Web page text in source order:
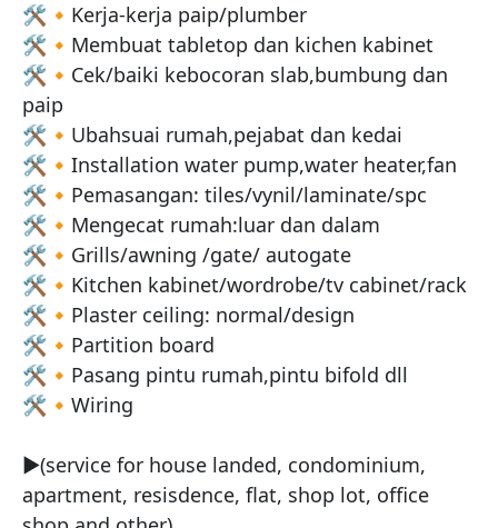
🛠🔸️Kerja-kerja paip/plumber
🛠🔸️Membuat tabletop dan kichen kabinet
🛠🔸️Cek/baiki kebocoran slab,bumbung dan
paip
🛠🔸️Ubahsuai rumah,pejabat dan kedai
🛠🔸️Installation water pump,water heater,fan
🛠🔸️Pemasangan: tiles/vynil/laminate/spc
🛠🔸️Mengecat rumah:luar dan dalam
🛠🔸️Grills/awning /gate/ autogate
🛠🔸️Kitchen kabinet/wordrobe/tv cabinet/rack
🛠🔸️Plaster ceiling: normal/design
🛠🔸️Partition board
🛠🔸️Pasang pintu rumah,pintu bifold dll
🛠🔸️Wiring
▶️(service for house landed, condominium,
apartment, resisdence, flat, shop lot, office